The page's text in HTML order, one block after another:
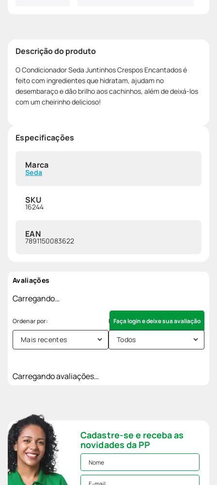
Descrição do produto
O Condicionador Seda Juntinhos Crespos Encantados é
feito com ingredientes que hidratam, ajudam no
desembaraço e dão brilho aos cachinhos, além de deixá-los
com um cheirinho delicioso!
Especificações
Marca
Seda
SKU
16244
EAN
7891150083622
Avaliações
Carregando…
Faça login e deixe sua avaliação
Mais recentes Todos
Carregando avaliações…
Cadastre-se e receba as
novidades da PP